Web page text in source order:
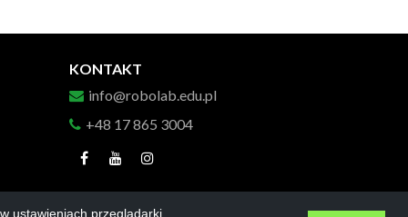
ustawieniach przeglądarki.
KONTAKT
info@robolab.edu.pl
+48 17 865 3004